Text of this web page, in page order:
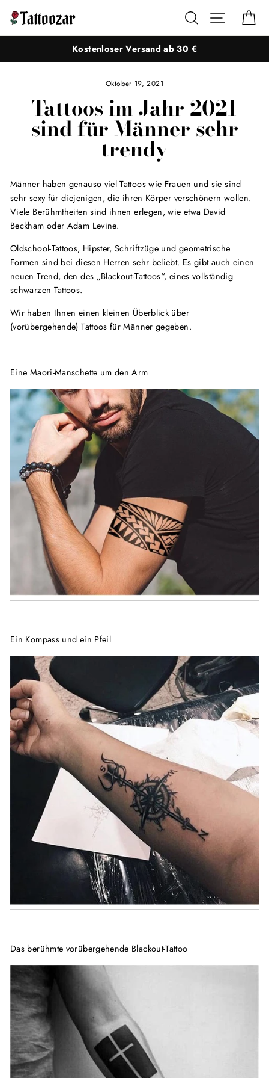
zum
Inhalt
Suche
Kostenloser Versand ab 30 €
Oktober 19, 2021
Tattoos im Jahr 2021
sind für Männer sehr
trendy
Männer haben genauso viel Tattoos wie Frauen und sie sind
sehr sexy für diejenigen, die ihren Körper verschönern wollen.
Viele Berühmtheiten sind ihnen erlegen, wie etwa David
Beckham oder Adam Levine.
Oldschool-Tattoos, Hipster, Schriftzüge und geometrische
Formen sind bei diesen Herren sehr beliebt. Es gibt auch einen
neuen Trend, den des „Blackout-Tattoos“, eines vollständig
schwarzen Tattoos.
Wir haben Ihnen einen kleinen Überblick über
(vorübergehende) Tattoos für Männer gegeben.
Eine Maori-Manschette um den Arm
Ein Kompass und ein Pfeil
Das berühmte vorübergehende Blackout-Tattoo